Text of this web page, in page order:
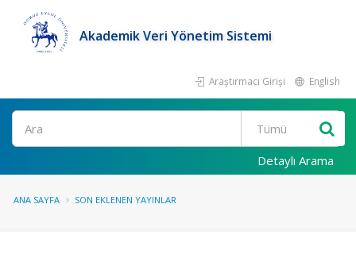
Akademik Veri Yönetim Sistemi
Araştırmacı Girişi English
Ara
Detaylı Arama
ANA SAYFA SON EKLENEN YAYINLAR